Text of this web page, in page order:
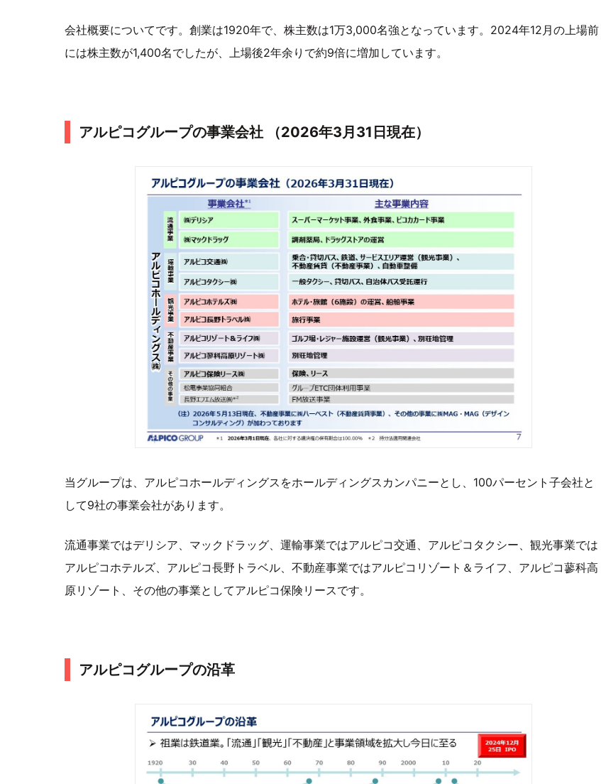
会社概要についてです。創業は1920年で、株主数は1万3,000名強となっています。2024年12月の上場前
には株主数が1,400名でしたが、上場後2年余りで約9倍に増加しています。
アルピコグループの事業会社 （2026年3月31日現在）
当グループは、アルピコホールディングスをホールディングスカンパニーとし、100パーセント子会社と
して9社の事業会社があります。
流通事業ではデリシア、マックドラッグ、運輸事業ではアルピコ交通、アルピコタクシー、観光事業では
アルピコホテルズ、アルピコ長野トラベル、不動産事業ではアルピコリゾート＆ライフ、アルピコ蓼科高
原リゾート、その他の事業としてアルピコ保険リースです。
アルピコグループの沿革